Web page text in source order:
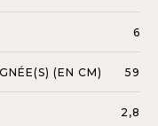
6
(EN CM) 59
2,8